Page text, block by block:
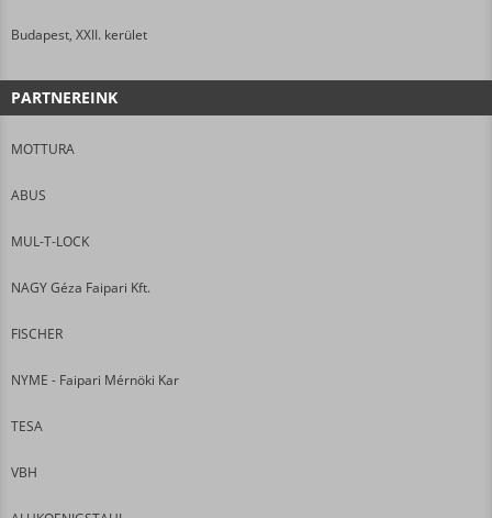
Budapest, XXII. kerület
PARTNEREINK
MOTTURA
ABUS
MUL-T-LOCK
NAGY Géza Faipari Kft.
FISCHER
NYME - Faipari Mérnöki Kar
TESA
VBH